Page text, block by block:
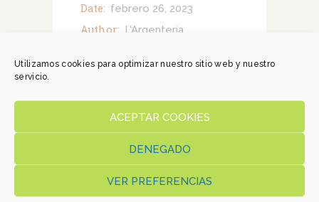
Utilizamos cookies para optimizar nuestro sitio web y nuestro
servicio.
ACEPTAR COOKIES
DENEGADO
VER PREFERENCIAS
Date: febrero 26, 2023
Author: L'Argenteria
Magazine